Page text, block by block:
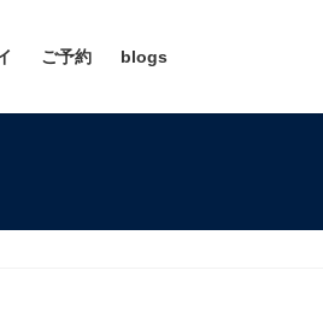
ご予約 blogs